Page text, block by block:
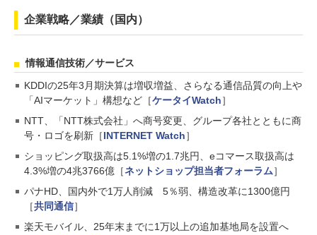
企業戦略／業績（国内）
情報通信技術／サービス
KDDIの25年3月期決算は増収増益、さらなる通信品質の向上や
「AIマーケット」構想など［ケータイWatch］
NTT、「NTT株式会社」へ商号変更、グループ各社とともに商
号・ロゴを刷新［INTERNET Watch］
ショッピング取扱高は5.1%増の1.7兆円、eコマース取扱高は
4.3%増の4兆3766億［ネットショップ担当者フォーラム］
パナHD、国内外で1万人削減 5％弱、構造改革に1300億円
［共同通信］
楽天モバイル、25年末までに1万以上の追加基地局を設置へ